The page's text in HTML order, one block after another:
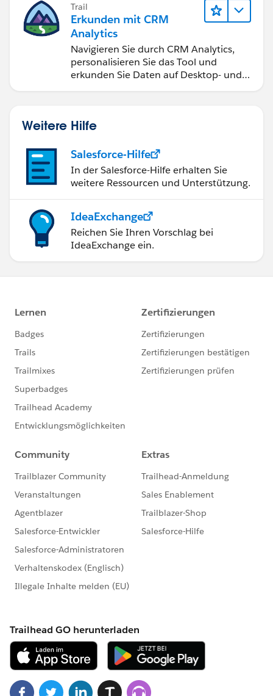
Trail
Erkunden mit CRM
Analytics
Navigieren Sie durch CRM Analytics,
personalisieren Sie das Tool und
erkunden Sie Daten auf Desktop- und
Weitere Hilfe
Salesforce-Hilfe
In der Salesforce-Hilfe erhalten Sie
weitere Ressourcen und Unterstützung.
IdeaExchange
Reichen Sie Ihren Vorschlag bei
IdeaExchange ein.